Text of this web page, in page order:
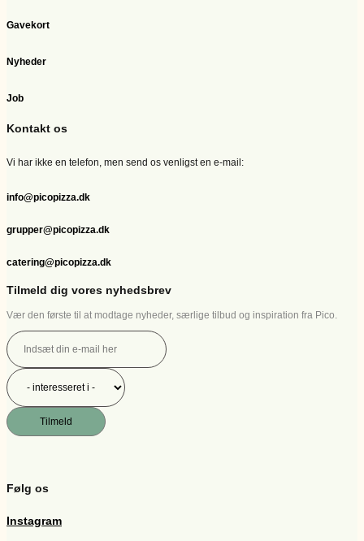
Gavekort
Nyheder
Job
Kontakt os
Vi har ikke en telefon, men send os venligst en e-mail:
info@picopizza.dk
grupper@picopizza.dk
catering@picopizza.dk
Tilmeld dig vores nyhedsbrev
Vær den første til at modtage nyheder, særlige tilbud og inspiration fra Pico.
Tilmeld
Følg os
Instagram